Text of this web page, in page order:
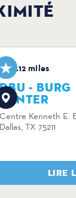
0.12 miles
DBU - BURG
CENTER
Centre Kenneth E.
Dallas, TX 75211
LIRE